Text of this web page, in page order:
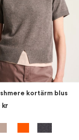
kortärm blus
kr